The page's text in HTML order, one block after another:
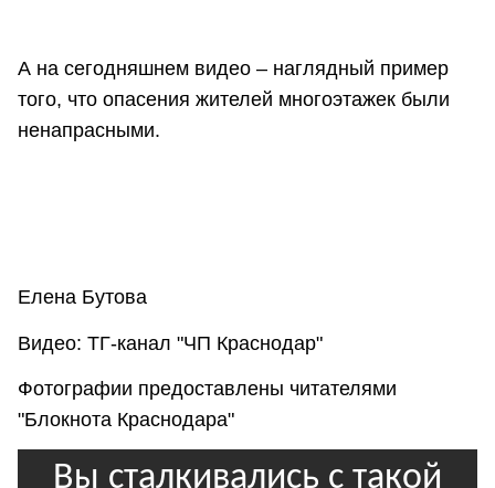
А на сегодняшнем видео – наглядный пример
того, что опасения жителей многоэтажек были
ненапрасными.
Елена Бутова
Видео: ТГ-канал "ЧП Краснодар"
Фотографии предоставлены читателями
"Блокнота Краснодара"